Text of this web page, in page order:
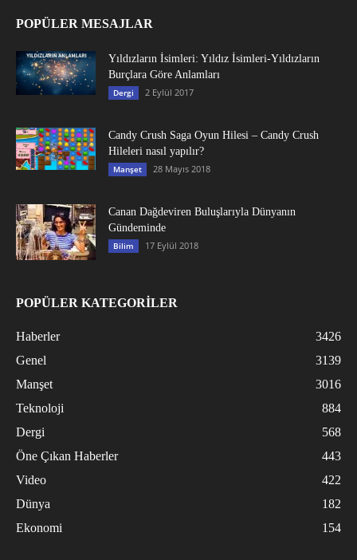
POPÜLER MESAJLAR
Yıldızların İsimleri: Yıldız İsimleri-Yıldızların
Burçlara Göre Anlamları
Dergi 2 Eylül 2017
Candy Crush Saga Oyun Hilesi – Candy Crush
Hileleri nasıl yapılır?
Manşet 28 Mayıs 2018
Canan Dağdeviren Buluşlarıyla Dünyanın
Gündeminde
Bilim 17 Eylül 2018
POPÜLER KATEGORİLER
Haberler
3426
Genel
3139
Manşet
3016
Teknoloji
884
Dergi
568
Öne Çıkan Haberler
443
Video
422
Dünya
182
Ekonomi
154